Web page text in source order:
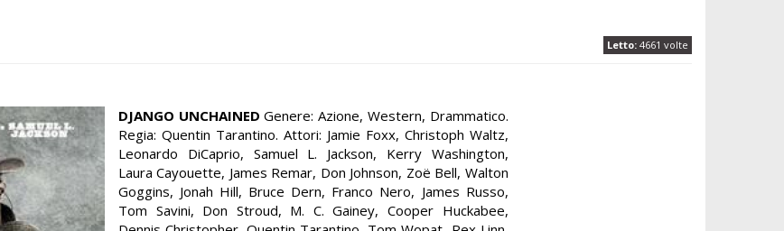
Letto: 4661 volte
DJANGO UNCHAINEDGenere: Azione, Western, Drammatico.
Regia: Quentin Tarantino. Attori: Jamie Foxx, Christoph Waltz,
Leonardo DiCaprio, Samuel L. Jackson, Kerry Washington,
Laura Cayouette, James Remar, Don Johnson, Zoë Bell, Walton
Goggins, Jonah Hill, Bruce Dern, Franco Nero, James Russo,
Tom Savini, Don Stroud, M. C. Gainey, Cooper Huckabee,